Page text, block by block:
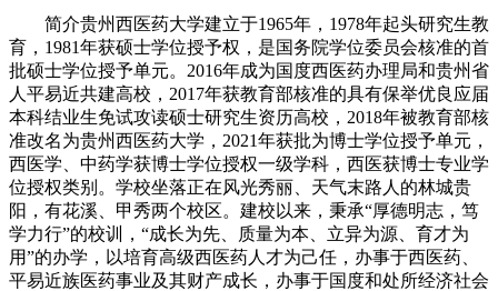
简介贵州西医药大学建立于1965年，1978年起头研究生教
育，1981年获硕士学位授予权，是国务院学位委员会核准的首
批硕士学位授予单元。2016年成为国度西医药办理局和贵州省
人平易近共建高校，2017年获教育部核准的具有保举优良应届
本科结业生免试攻读硕士研究生资历高校，2018年被教育部核
准改名为贵州西医药大学，2021年获批为博士学位授予单元，
西医学、中药学获博士学位授权一级学科，西医获博士专业学
位授权类别。学校坐落正在风光秀丽、天气末路人的林城贵
阳，有花溪、甲秀两个校区。建校以来，秉承“厚德明志，笃
学力行”的校训，“成长为先、质量为本、立异为源、育才为
用”的办学，以培育高级西医药人才为己任，办事于西医药、
平易近族医药事业及其财产成长，办事于国度和处所经济社会